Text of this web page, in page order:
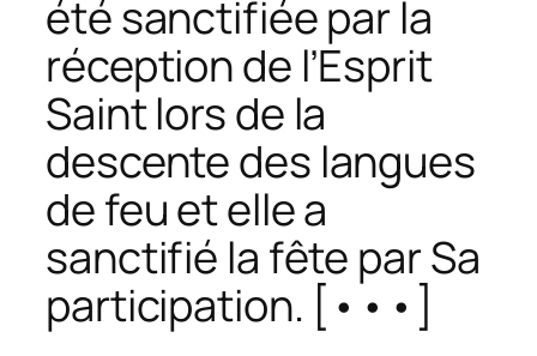
été sanctifiée par la
réception de l’Esprit
Saint lors de la
descente des langues
de feu et elle a
sanctifié la fête par Sa
participation. [•••]